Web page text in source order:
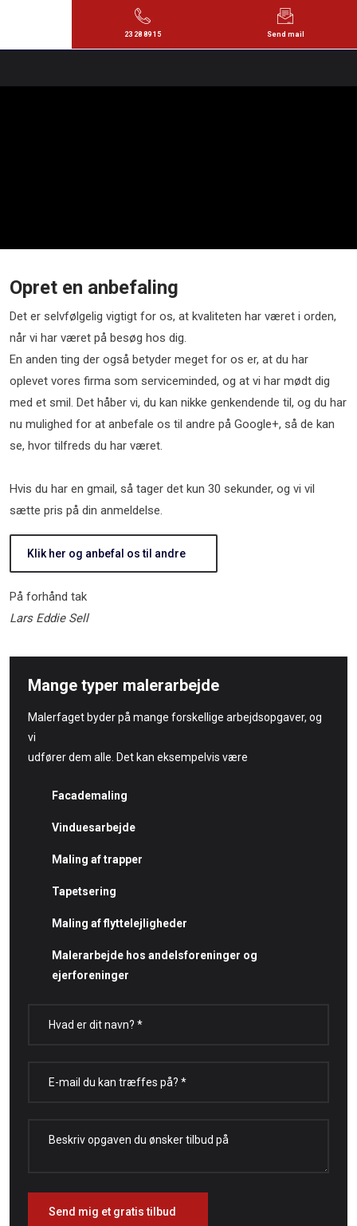
23 28 89 15 Send mail
Opret en anbefaling
Det er selvfølgelig vigtigt for os, at kvaliteten har været i orden,
når vi har været på besøg hos dig.
En anden ting der også betyder meget for os er, at du har
oplevet vores firma som serviceminded, og at vi har mødt dig
med et smil. Det håber vi, du kan nikke genkendende til, og du har
nu mulighed for at anbefale os til andre på Google+, så de kan
se, hvor tilfreds du har været.
Hvis du har en gmail, så tager det kun 30 sekunder, og vi vil
sætte pris på din anmeldelse.​
Klik her og anbefal os til andre
På forhånd tak
Lars Eddie Sell
Mange typer malerarbejde
Malerfaget byder på mange forskellige arbejdsopgaver, og
vi
udfører dem alle. Det kan eksempelvis være
Facademaling
Vinduesarbejde
Maling af trapper
Tapetsering
Maling af flyttelejligheder
Malerarbejde hos andelsforeninger og
ejerforeninger